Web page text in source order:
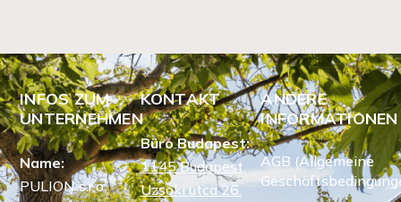
INFOS ZUM
UNTERNEHMEN
Name:
PULION s.r.o.
KONTAKT
Büro Budapest:
1145 Budapest,
Uzsoki utca 26.
ANDERE
INFORMATIONEN
AGB (Allgemeine